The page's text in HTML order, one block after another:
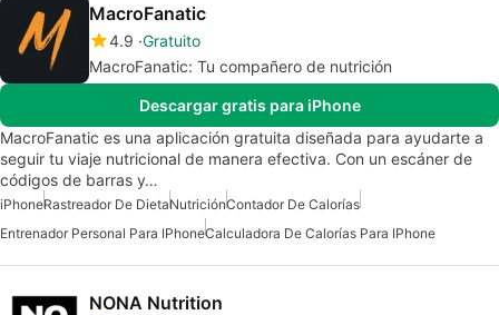
MacroFanatic
4.9 Gratuito
MacroFanatic: Tu compañero de nutrición
Descargar gratis para iPhone
MacroFanatic es una aplicación gratuita diseñada para ayudarte a
seguir tu viaje nutricional de manera efectiva. Con un escáner de
códigos de barras y…
iPhoneRastreador De DietaNutriciónContador De Calorías
Entrenador Personal Para IPhoneCalculadora De Calorías Para IPhone
NONA Nutrition